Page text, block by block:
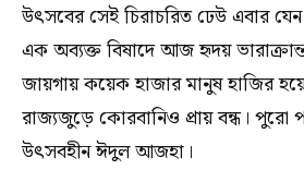
উৎসবের সেই চিরাচরিত ঢেউ এবার
এক অব্যক্ত বিষাদে আজ হৃদয়
জায়গায় কয়েক হাজার মানুষ হাজির
রাজ্যজুড়ে কোরবানিও প্রায় বন্ধ। পুরো
উৎসবহীন ঈদুল আজহা।